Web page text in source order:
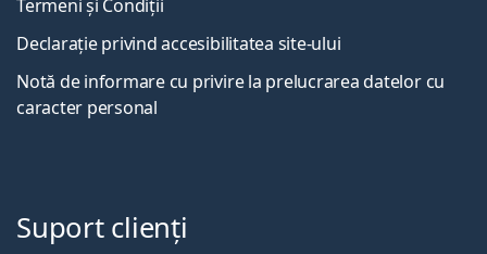
Termeni și Condiții
Declarație privind accesibilitatea site-ului
Notă de informare cu privire la prelucrarea datelor cu
caracter personal
Suport clienți